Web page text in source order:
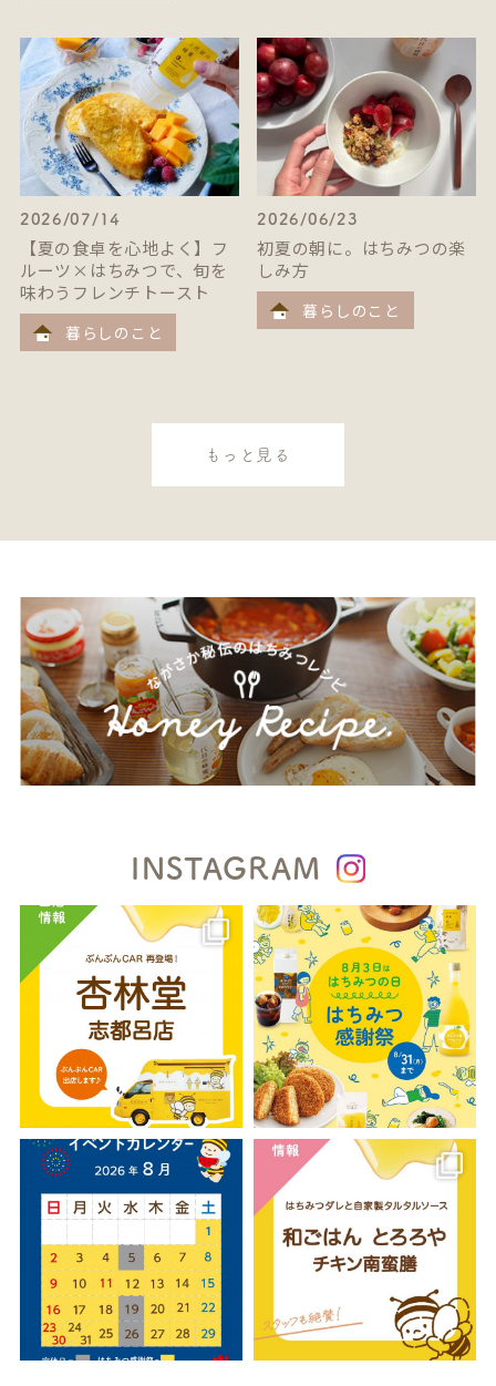
2026/07/14
【夏の食卓を心地よく】フ
ルーツ×はちみつで、旬を
味わうフレンチトースト
暮らしのこと
2026/06/23
初夏の朝に。はちみつの楽
しみ方
暮らしのこと
もっと見る
INSTAGRAM